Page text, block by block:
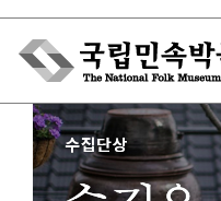
Skip
content
박물관에서는